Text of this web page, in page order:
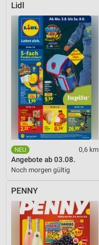
Lidl
0,6 km
Angebote ab 03.08.
Noch morgen gültig
PENNY